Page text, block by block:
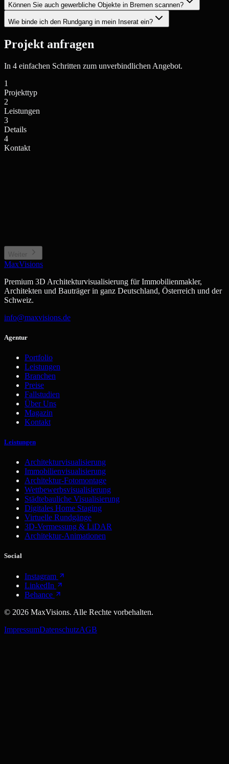
Können Sie auch gewerbliche Objekte in Bremen scannen?
Wie binde ich den Rundgang in mein Inserat ein?
Projekt anfragen
In 4 einfachen Schritten zum unverbindlichen Angebot.
1
Projekttyp
2
Leistungen
3
Details
4
Kontakt
Weiter
MaxVisions
Premium 3D Architekturvisualisierung für Immobilienmakler,
Architekten und Bauträger in ganz Deutschland, Österreich und der
Schweiz.
info@maxvisions.de
Agentur
Portfolio
Leistungen
Branchen
Preise
Fallstudien
Über Uns
Magazin
Kontakt
Leistungen
Architekturvisualisierung
Immobilienvisualisierung
Architektur-Fotomontage
Wettbewerbsvisualisierung
Städtebauliche Visualisierung
Digitales Home Staging
Virtuelle Rundgänge
3D-Vermessung & LiDAR
Architektur-Animationen
Social
Instagram
LinkedIn
Behance
© 2026 MaxVisions. Alle Rechte vorbehalten.
ImpressumDatenschutzAGB